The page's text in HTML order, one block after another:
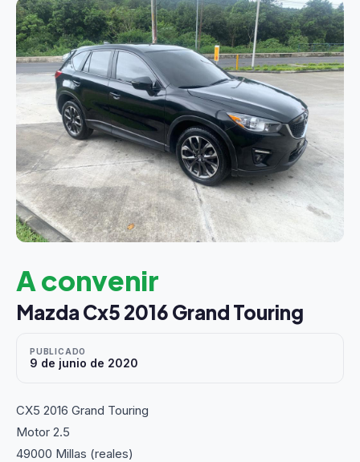
A convenir
Mazda Cx5 2016 Grand Touring
PUBLICADO
9 de junio de 2020
CX5 2016 Grand Touring
Motor 2.5
49000 Millas (reales)